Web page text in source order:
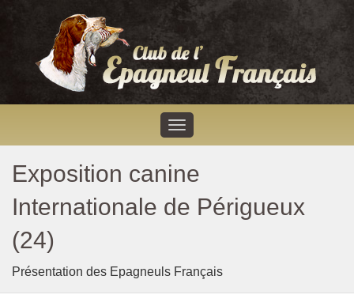
Exposition canine
Internationale de Périgueux
(24)
Présentation des Epagneuls Français